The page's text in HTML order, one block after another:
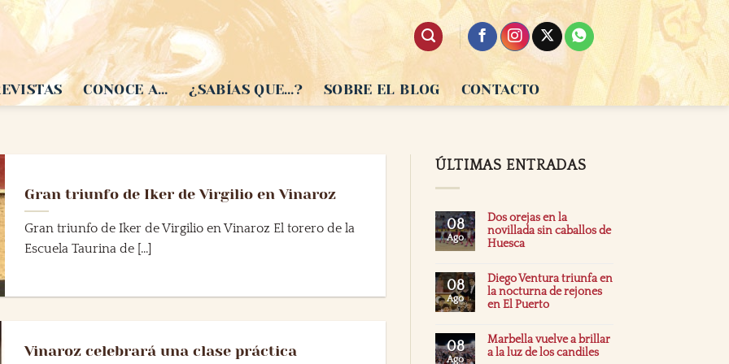
CONOCE A… ¿SABÍAS QUE…? SOBRE EL BLOG CONTACTO
Gran triunfo de Iker de Virgilio en Vinaroz
Gran triunfo de Iker de Virgilio en Vinaroz El torero de la
Escuela Taurina de [...]
Vinaroz celebrará una clase práctica
ÚLTIMAS ENTRADAS
08
Ago
Dos orejas en la
novillada sin caballos de
Huesca
08
Ago
Diego Ventura triunfa en
la nocturna de rejones
en El Puerto
08
Ago
Marbella vuelve a brillar
a la luz de los candiles